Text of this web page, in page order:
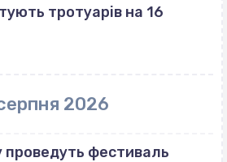
тротуарів на 16
2026
фестиваль